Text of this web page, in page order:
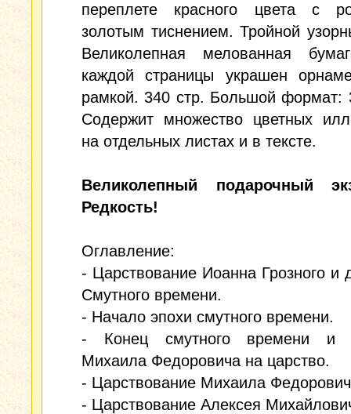
переплете красного цвета с
золотым тиснением. Тройной
Великолепная мелованная
каждой страницы украшен
рамкой. 340 стр. Большой формат:
Содержит множество цветных
на отдельных листах и в тексте.
Великолепный подарочный
Редкость!
Оглавление:
- Царствование Иоанна Грозного и
Смутного времени.
- Начало эпохи смутного времени.
- Конец смутного времени и
Михаила Федоровича на царство.
- Царствование Михаила
- Царствование Алексея